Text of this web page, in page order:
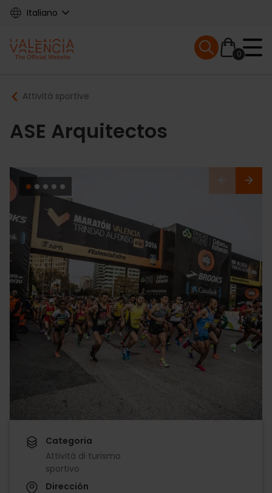
Skip
content
Italiano
Main
navigation
0
Mobile menu
Breadcrumb
Attività sportive
ASE Arquitectos
Categoria
Attività di turismo
sportivo
Dirección